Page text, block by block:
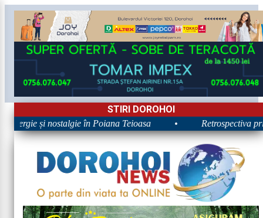
STIRI DOROHOI
și nostalgie în Poiana Teioasa Retrospectiva